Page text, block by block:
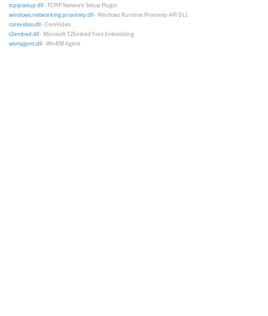
tcpipsetup.dll- TCPIP Network Setup Plugin
windows.networking.proximity.dll- Windows Runtime Proximity API DLL
corevideo.dll- CoreVideo
t2embed.dll- Microsoft T2Embed Font Embedding
wsmagent.dll- WinRM Agent